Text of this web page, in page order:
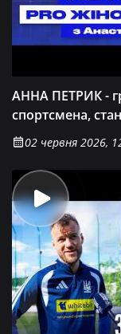
АННА ПЕТРИК -
спортсмена,
02 червня 2026,